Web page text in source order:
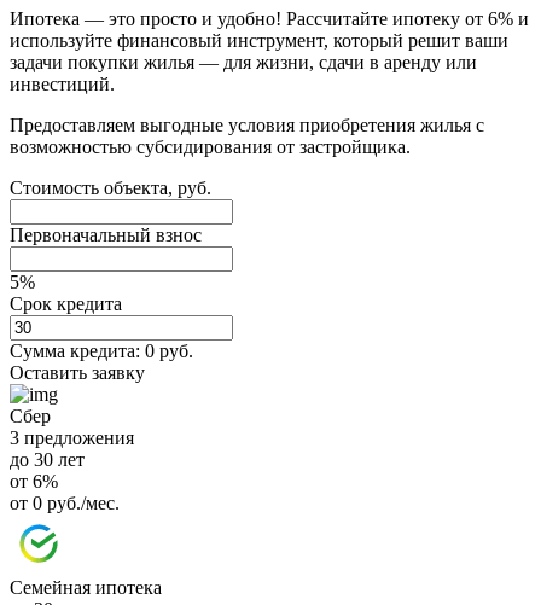
Ипотека — это просто и удобно! Рассчитайте ипотеку от 6% и
используйте финансовый инструмент, который решит ваши
задачи покупки жилья — для жизни, сдачи в аренду или
инвестиций.
Предоставляем выгодные условия приобретения жилья с
возможностью субсидирования от застройщика.
Стоимость объекта, руб.
Первоначальный взнос
5%
Срок кредита
Сумма кредита: 0 руб.
Оставить заявку
Сбер
3 предложения
до 30 лет
от 6%
от 0 руб./мес.
Семейная ипотека